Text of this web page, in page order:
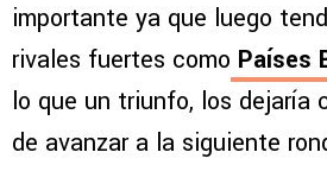
importante ya que luego
rivales fuertes como Países
lo que un triunfo, los dejaría
de avanzar a la siguiente